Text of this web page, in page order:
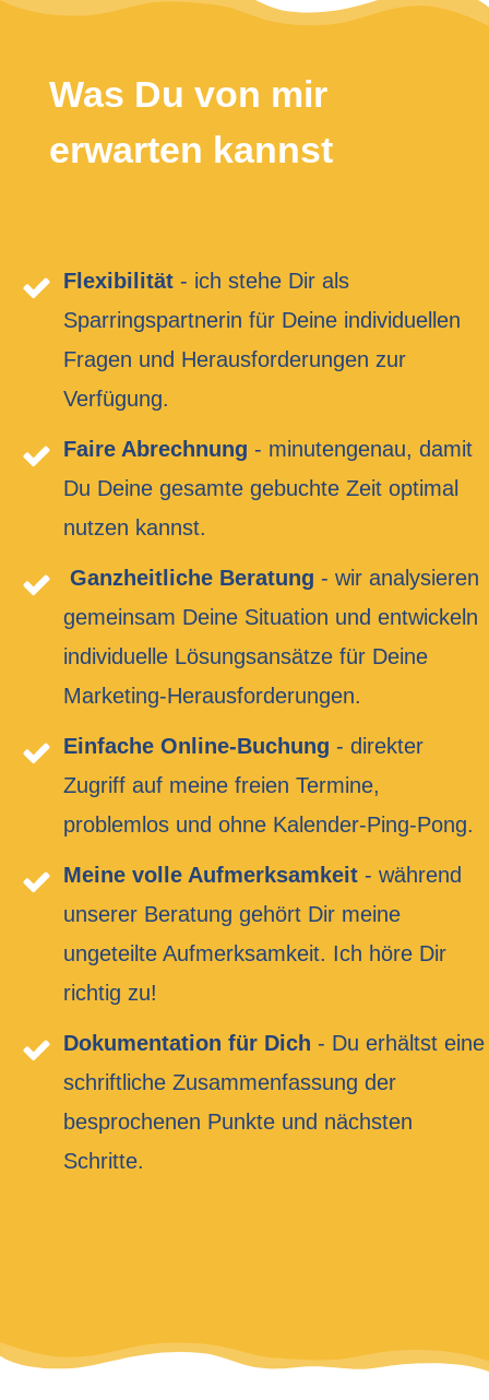
Was Du von mir
erwarten kannst
Flexibilität - ich stehe Dir als
Sparringspartnerin für Deine individuellen
Fragen und Herausforderungen zur
Verfügung.
Faire Abrechnung - minutengenau, damit
Du Deine gesamte gebuchte Zeit optimal
nutzen kannst.
Ganzheitliche Beratung - wir analysieren
gemeinsam Deine Situation und entwickeln
individuelle Lösungsansätze für Deine
Marketing-Herausforderungen.
Einfache Online-Buchung - direkter
Zugriff auf meine freien Termine,
problemlos und ohne Kalender-Ping-Pong.
Meine volle Aufmerksamkeit - während
unserer Beratung gehört Dir meine
ungeteilte Aufmerksamkeit. Ich höre Dir
richtig zu!
Dokumentation für Dich - Du erhältst eine
schriftliche Zusammenfassung der
besprochenen Punkte und nächsten
Schritte.